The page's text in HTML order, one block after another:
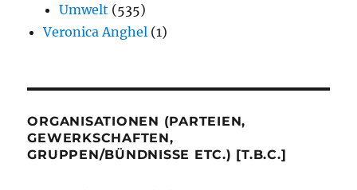
Umwelt (535)
Veronica Anghel (1)
ORGANISATIONEN (PARTEIEN,
GEWERKSCHAFTEN,
GRUPPEN/BÜNDNISSE ETC.) [T.B.C.]